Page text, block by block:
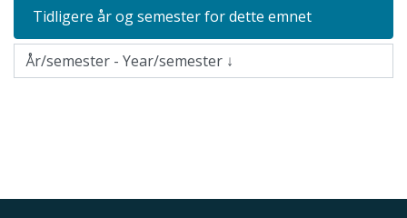
Tidligere år og semester for dette emnet